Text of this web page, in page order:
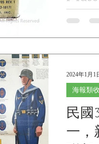
博物
1943,
潔 ) 液《
民國
一，
海報類
2024年1月1